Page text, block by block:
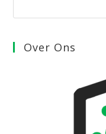
Over Ons